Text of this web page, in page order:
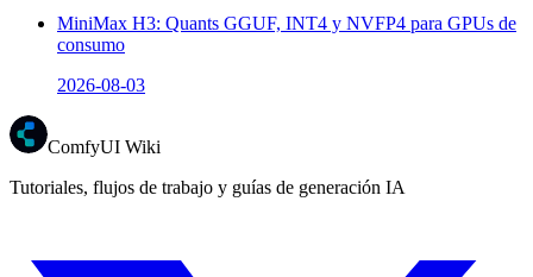
MiniMax H3: Quants GGUF, INT4 y NVFP4 para GPUs de
consumo
2026-08-03
ComfyUI Wiki
Tutoriales, flujos de trabajo y guías de generación IA